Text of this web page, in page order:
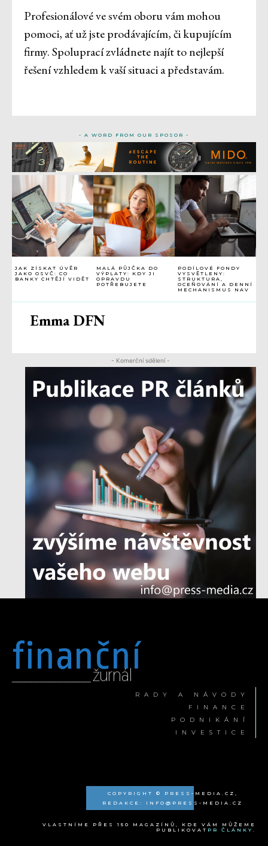
JAK ZÍSKAT ÚVĚR
JAKO OSVČ: CO
BANKY CHTĚJÍ VIDĚT
MALÁ PŮJČKA DO
VÝPLATY: KDY JI
OPRAVDU
POTŘEBUJETE
PODÍLOVÉ FONDY
VYSVĚTLENY:
STRUKTURA,
OCEŇOVÁNÍ A DENNÍ
MECHANISMUS NAV
Emma DFN
- Komerční sdělení -
Profesionálové ve svém oboru vám mohou
pomoci, ať už jste prodávajícím, či kupujícím
firmy. Spoluprací zvládnete najít to nejlepší
řešení vzhledem k vaší situaci a představám.
- A WORD FROM OUR SPOSOR -
finanční
_____________ žurnál
RADY A NÁVODY
FINANCE
PODNIKÁNÍ
INVESTICE
COPYRIGHT © PRESS-MEDIA.CZ,
REDAKCE: INFO@PRESS-MEDIA.CZ
VLASTNÍME PŘES 150 MAGAZÍNŮ, KDE VÁM MŮŽEME
PUBLIKOVAT PR ČLÁNKY .